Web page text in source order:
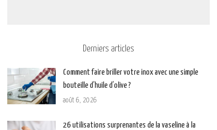
Derniers articles
Comment faire briller votre inox avec une simple
bouteille d’huile d’olive ?
août 6, 2026
26 utilisations surprenantes de la vaseline à la